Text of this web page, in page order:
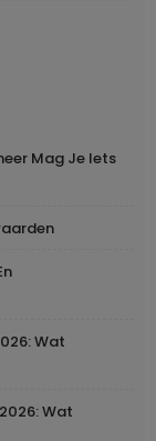
Mag Je Iets
Wat
Wat